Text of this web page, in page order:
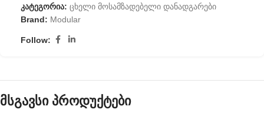
კატეგორია: ცხელი მოსამზადებელი დანადგარები
Brand: Modular
Follow:
მსგავსი პროდუქტები